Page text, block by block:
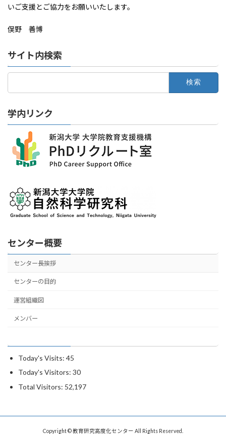
いご支援とご協力をお願いいたします。
俣野 善博
サイト内検索
学内リンク
センター概要
センター長挨拶
センターの目的
運営組織図
メンバー
Today's Visits: 45
Today's Visitors: 30
Total Visitors: 52,197
Copyright © 教育研究高度化センター All Rights Reserved.